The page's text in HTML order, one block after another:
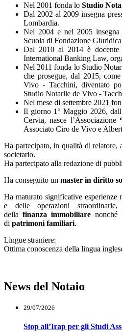
Nel 2001 fonda lo Studio
Dal 2002 al 2009 insegna
Lombardia.
Nel 2004 e nel 2005 insegna
Scuola di Fondazione
Dal 2010 al 2014 è
International Banking Law,
Nel 2011 fonda lo Studio
che prosegue, dal 2015,
Vivo - Tacchini, diventato
Studio Notarile de Vivo -
Nel mese di settembre 2021
Il giorno 1° Maggio 2026,
Cervia, nasce l’Associazione
Associato Ciro de Vivo e
Ha partecipato, in qualità di
societario.
Ha partecipato alla redazione di
Ha conseguito un master in diritto
Ha maturato significative esperienze
e delle operazioni
della finanza immobiliare nonché
di patrimoni familiari.
Lingue straniere:
Ottima conoscenza della lingua
News del Notaio
29/07/2026
Stop all’Irap per gli Studi